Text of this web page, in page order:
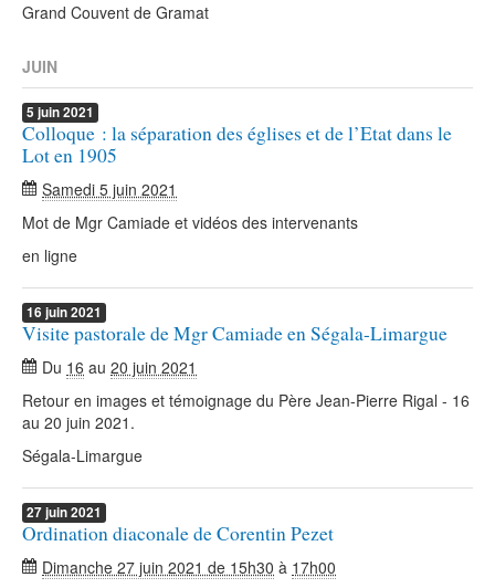
Grand Couvent de Gramat
JUIN
5 juin2021
Colloque : la séparation des églises et de l’Etat dans le
Lot en 1905
Samedi 5 juin 2021
Mot de Mgr Camiade et vidéos des intervenants
en ligne
16 juin2021
Visite pastorale de Mgr Camiade en Ségala-Limargue
Du 16 au 20 juin 2021
Retour en images et témoignage du Père Jean-Pierre Rigal - 16
au 20 juin 2021.
Ségala-Limargue
27juin2021
Ordination diaconale de Corentin Pezet
Dimanche 27 juin 2021 de 15h30 à 17h00